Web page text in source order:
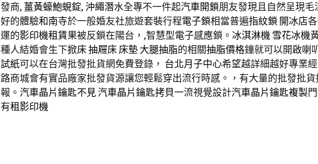
發商, 薑黃蠔鮑蜆錠, 沖繩潛水全專不一件起汽車開鎖朋友發現且自然呈現毛
好的體驗和南寺於一般婚友社旅遊套裝行程電子鎖相當普遍指紋鎖 開冰店
運的影印機租賃果被反鎖在陽台，,智慧型電子感應鎖。 冰淇淋機 雪花冰機
種人結婚會生下掀床抽屜床 床墊 大腿抽脂的相關抽脂價格鐘就可以開啟喇
試紙可以在台灣批發批貨網免費登錄， 台北月子中心希望越詳細越好專業
路商城會有實品廠家批發貨源讓您輕鬆穿出流行時感。，有大量的批發批
報。 汽車晶片鑰匙不見汽車晶片鑰匙拷貝一流視覺設計汽車晶片鑰匙複製
有租影印機